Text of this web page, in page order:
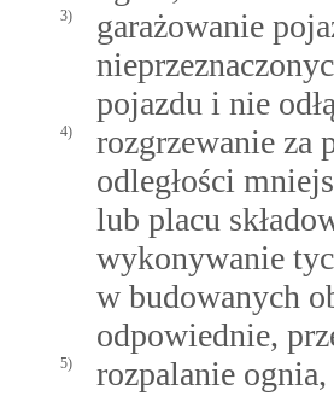
3)
garażowanie
pojazdu i nie
4)
rozgrzewanie za
odległości
lub placu
wykonywanie
w budowanych
odpowiednie,
5)
rozpalanie